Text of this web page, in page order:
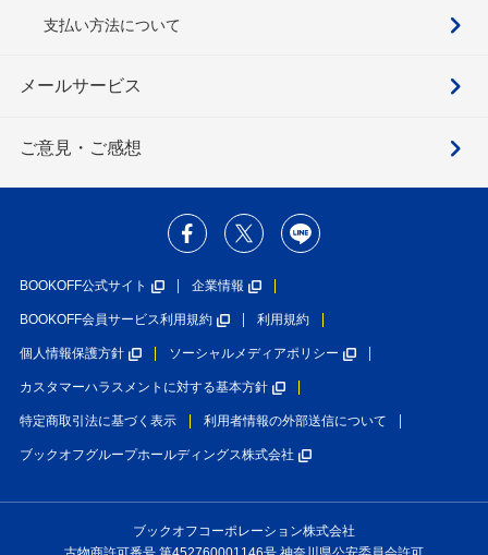
支払い方法について
メールサービス
ご意見・ご感想
BOOKOFF公式サイト 企業情報
BOOKOFF会員サービス利用規約 利用規約
個人情報保護方針 ソーシャルメディアポリシー
カスタマーハラスメントに対する基本方針
特定商取引法に基づく表示 利用者情報の外部送信について
ブックオフグループホールディングス株式会社
ブックオフコーポレーション株式会社